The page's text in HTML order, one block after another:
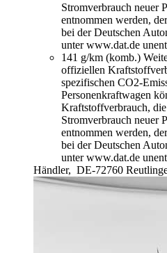
Stromverbrauch neuer
entnommen werden,
bei der Deutschen
unter www.dat.de
141 g/km (komb.)
offiziellen
spezifischen CO2-
Personenkraftwagen
Kraftstoffverbrauch,
Stromverbrauch neuer
entnommen werden,
bei der Deutschen
unter www.dat.de
Händler, DE-72760